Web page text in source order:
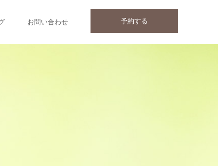
予約する
お問い合わせ